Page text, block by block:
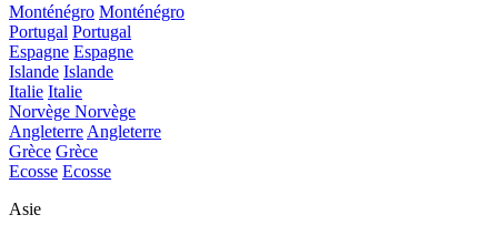
Monténégro Monténégro
Portugal Portugal
Espagne Espagne
Islande Islande
Italie Italie
Norvège Norvège
Angleterre Angleterre
Grèce Grèce
Ecosse Ecosse
Asie